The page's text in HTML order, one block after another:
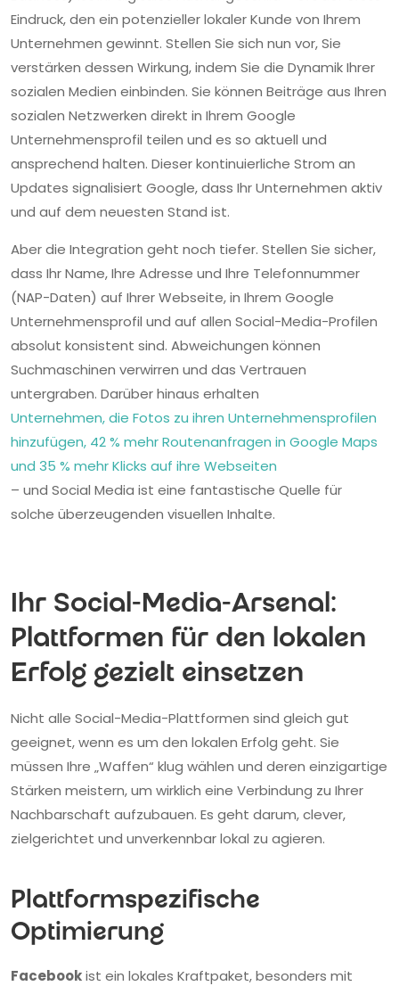
Eindruck, den ein potenzieller lokaler Kunde von Ihrem
Unternehmen gewinnt. Stellen Sie sich nun vor, Sie
verstärken dessen Wirkung, indem Sie die Dynamik Ihrer
sozialen Medien einbinden. Sie können Beiträge aus Ihren
sozialen Netzwerken direkt in Ihrem Google
Unternehmensprofil teilen und es so aktuell und
ansprechend halten. Dieser kontinuierliche Strom an
Updates signalisiert Google, dass Ihr Unternehmen aktiv
und auf dem neuesten Stand ist.
Aber die Integration geht noch tiefer. Stellen Sie sicher,
dass Ihr Name, Ihre Adresse und Ihre Telefonnummer
(NAP-Daten) auf Ihrer Webseite, in Ihrem Google
Unternehmensprofil und auf allen Social-Media-Profilen
absolut konsistent sind. Abweichungen können
Suchmaschinen verwirren und das Vertrauen
untergraben. Darüber hinaus erhalten
Unternehmen, die Fotos zu ihren Unternehmensprofilen
hinzufügen, 42 % mehr Routenanfragen in Google Maps
und 35 % mehr Klicks auf ihre Webseiten
– und Social Media ist eine fantastische Quelle für
solche überzeugenden visuellen Inhalte.
Ihr Social-Media-Arsenal:
Plattformen für den lokalen
Erfolg gezielt einsetzen
Nicht alle Social-Media-Plattformen sind gleich gut
geeignet, wenn es um den lokalen Erfolg geht. Sie
müssen Ihre „Waffen“ klug wählen und deren einzigartige
Stärken meistern, um wirklich eine Verbindung zu Ihrer
Nachbarschaft aufzubauen. Es geht darum, clever,
zielgerichtet und unverkennbar lokal zu agieren.
Plattformspezifische
Optimierung
Facebookist ein lokales Kraftpaket, besonders mit